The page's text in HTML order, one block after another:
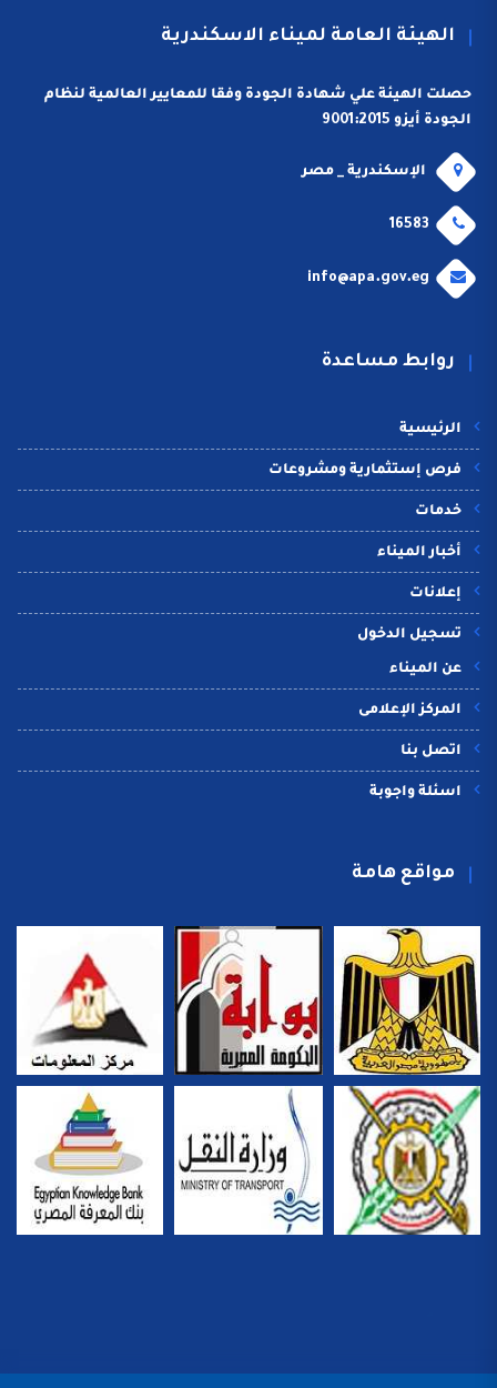
الهيئة العامة لميناء الاسكندرية
حصلت الهيئة علي شهادة الجودة وفقا للمعايير العالمية لنظام
الجودة أيزو 9001:2015
الإسكندرية _ مصر
16583
info@apa.gov.eg
روابط مساعدة
الرئيسية
فرص إستثمارية ومشروعات
خدمات
أخبار الميناء
إعلانات
تسجيل الدخول
عن الميناء
المركز الإعلامى
اتصل بنا
اسئلة واجوبة
مواقع هامة